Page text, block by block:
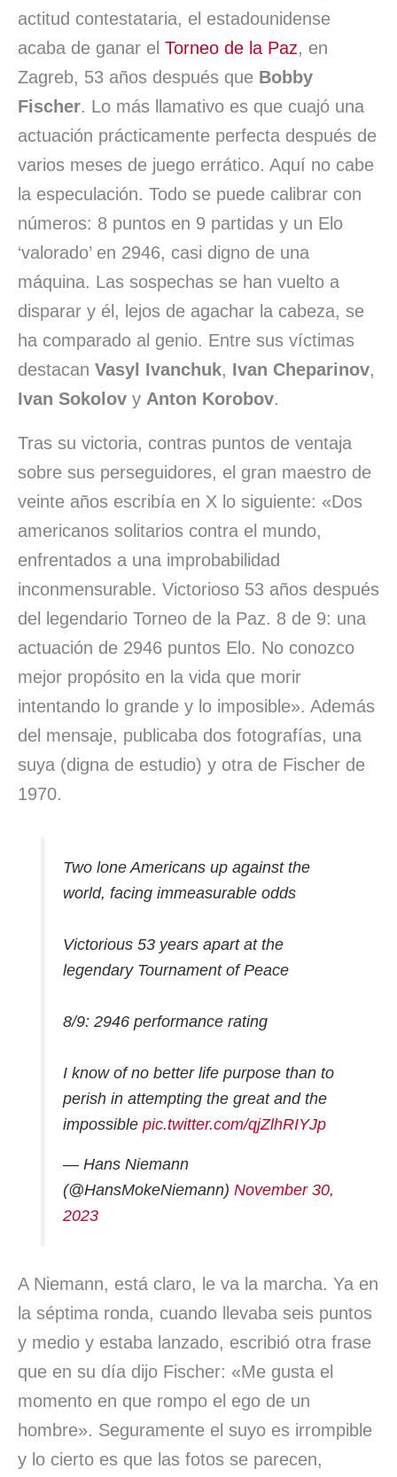
k n p i
r
actitud contestataria, el estadounidense
acaba de ganar el Torneo de la Paz, en
Zagreb, 53 años después que Bobby
Fischer. Lo más llamativo es que cuajó una
actuación prácticamente perfecta después de
varios meses de juego errático. Aquí no cabe
la especulación. Todo se puede calibrar con
números: 8 puntos en 9 partidas y un Elo
‘valorado’ en 2946, casi digno de una
máquina. Las sospechas se han vuelto a
disparar y él, lejos de agachar la cabeza, se
ha comparado al genio. Entre sus víctimas
destacan Vasyl Ivanchuk, Ivan Cheparinov,
Ivan Sokolov y Anton Korobov.
Tras su victoria, contras puntos de ventaja
sobre sus perseguidores, el gran maestro de
veinte años escribía en X lo siguiente: «Dos
americanos solitarios contra el mundo,
enfrentados a una improbabilidad
inconmensurable. Victorioso 53 años después
del legendario Torneo de la Paz. 8 de 9: una
actuación de 2946 puntos Elo. No conozco
mejor propósito en la vida que morir
intentando lo grande y lo imposible». Además
del mensaje, publicaba dos fotografías, una
suya (digna de estudio) y otra de Fischer de
1970.
Two lone Americans up against the
world, facing immeasurable odds
Victorious 53 years apart at the
legendary Tournament of Peace
8/9: 2946 performance rating
I know of no better life purpose than to
perish in attempting the great and the
impossiblepic.twitter.com/qjZlhRIYJp
— Hans Niemann
(@HansMokeNiemann)November 30,
2023
A Niemann, está claro, le va la marcha. Ya en
la séptima ronda, cuando llevaba seis puntos
y medio y estaba lanzado, escribió otra frase
que en su día dijo Fischer: «Me gusta el
momento en que rompo el ego de un
hombre». Seguramente el suyo es irrompible
y lo cierto es que las fotos se parecen,